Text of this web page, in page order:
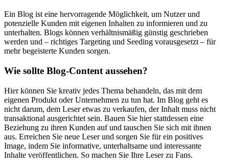
Ein Blog ist eine hervorragende Möglichkeit, um Nutzer und
potenzielle Kunden mit eigenen Inhalten zu informieren und zu
unterhalten. Blogs können verhältnismäßig günstig geschrieben
werden und – richtiges Targeting und Seeding vorausgesetzt – für
mehr begeisterte Kunden sorgen.
Wie sollte Blog-Content aussehen?
Hier können Sie kreativ jedes Thema behandeln, das mit dem
eigenen Produkt oder Unternehmen zu tun hat. Im Blog geht es
nicht darum, dem Leser etwas zu verkaufen, der Inhalt muss nicht
transaktional ausgerichtet sein. Bauen Sie hier stattdessen eine
Beziehung zu ihren Kunden auf und tauschen Sie sich mit ihnen
aus. Erreichen Sie neue Leser und sorgen Sie für ein positives
Image, indem Sie informative, unterhaltsame und interessante
Inhalte veröffentlichen. So machen Sie Ihre Leser zu Fans.